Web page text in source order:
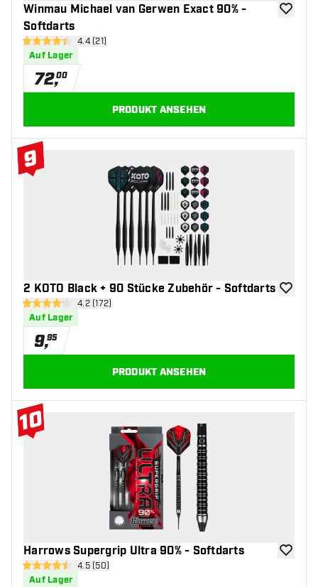
Winmau Michael van Gerwen Exact 90% -
Softdarts
Bewertungsbereich öffnen
4.4 Bewertungssterne
4.4 (21)
Auf Lager
Zur
72,00
PRODUKT ANSEHEN
9
#9 Top 10
2 KOTO Black + 90 Stücke Zubehör - Softdarts
Bewertungsbereich öffnen
4.2 Bewertungssterne
4.2 (172)
Auf Lager
Zur
9,95
PRODUKT ANSEHEN
10
#10 Top 10
Harrows Supergrip Ultra 90% - Softdarts
Bewertungsbereich öffnen
4.5 Bewertungssterne
4.5 (50)
Auf Lager
Zur